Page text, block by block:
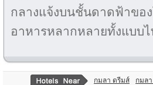
กลางแจ้งบนชั้นดาดฟ้าของ
อาหารหลากหลายทั้งแบบ
กมลา ดรีมส์ กมล